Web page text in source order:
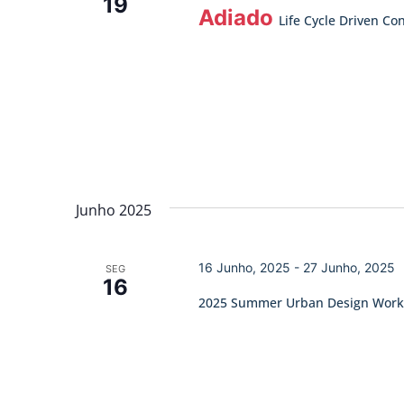
Adiado Life Cycle Driven
Junho 2025
SEG
16
2025 Summer Urban Design
16 Junho, 2025 - 27 Junho, 2025